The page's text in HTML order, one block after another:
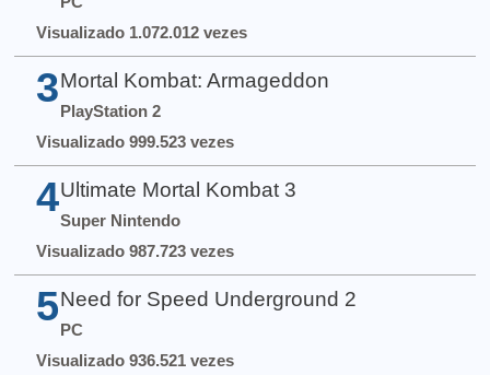
Visualizado 1.072.012 vezes
3 Mortal Kombat: Armageddon
PlayStation 2
Visualizado 999.523 vezes
4 Ultimate Mortal Kombat 3
Super Nintendo
Visualizado 987.723 vezes
5 Need for Speed Underground 2
PC
Visualizado 936.521 vezes